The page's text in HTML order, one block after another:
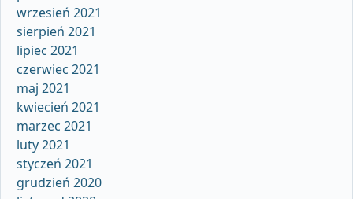
wrzesień 2021
sierpień 2021
lipiec 2021
czerwiec 2021
maj 2021
kwiecień 2021
marzec 2021
luty 2021
styczeń 2021
grudzień 2020